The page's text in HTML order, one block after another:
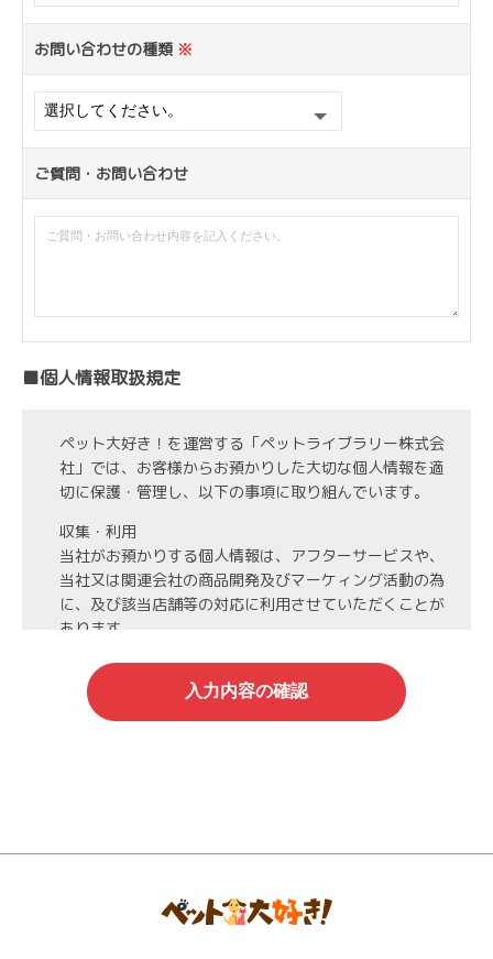
お問い合わせの種類 ※
ご質問・お問い合わせ
■個人情報取扱規定
ペット大好き！を運営する「ペットライブラリー株式会
社」では、お客様からお預かりした大切な個人情報を適
切に保護・管理し、以下の事項に取り組んでいます。
収集・利用
当社がお預かりする個人情報は、アフターサービスや、
当社又は関連会社の商品開発及びマーケィング活動の為
に、及び該当店舗等の対応に利用させていただくことが
あります。
第3者への開示・委託先の管理
当社がお預かりする個人情報は、お客様の同意・承諾を
得た場合や法令等に基づく開示・提供が必要な場合、人
当社がお預かりする氏名、住所、電話番号等の個人情報
は当社が責任を持って管理し、個人情報への不正アクセ